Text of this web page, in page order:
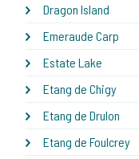
Dragon Island
Emeraude Carp
Estate Lake
Etang de Chigy
Etang de Drulon
Etang de Foulcrey